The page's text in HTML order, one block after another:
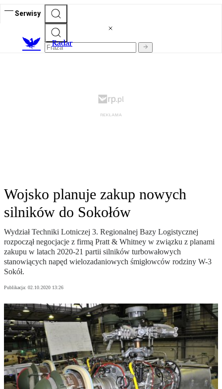
Serwisy
Radar
Wojsko planuje zakup nowych
silników do Sokołów
Wydział Techniki Lotniczej 3. Regionalnej Bazy Logistycznej
rozpoczął negocjacje z firmą Pratt & Whitney w związku z planami
zakupu w latach 2020-21 partii silników turbowałowych
stanowiących napęd wielozadaniowych śmigłowców rodziny W-3
Sokół.
Publikacja: 02.10.2020 13:26